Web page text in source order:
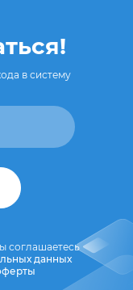
в систему
соглашаетесь
данных